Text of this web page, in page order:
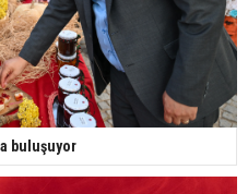
buluşuyor